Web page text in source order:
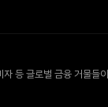
등 글로벌 금융 거물들이